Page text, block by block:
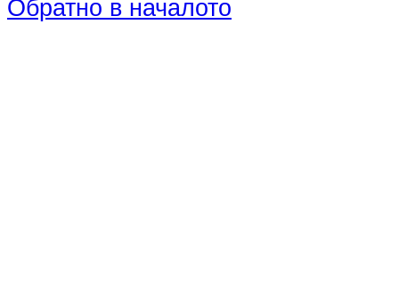
Обратно в началото